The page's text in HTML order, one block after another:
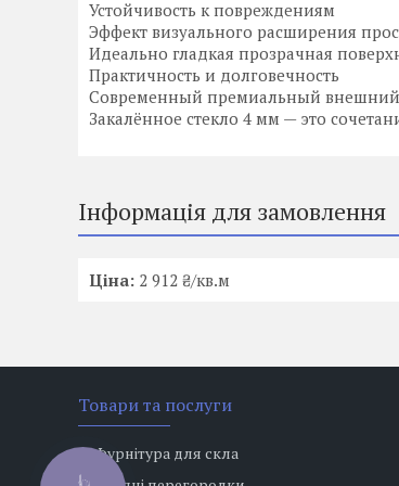
Устойчивость к повреждениям
Эффект визуального расширения
Идеально гладкая прозрачная
Практичность и долговечность
Современный премиальный
Закалённое стекло 4 мм — это
Інформація для замовлення
Ціна: 2 912 ₴/кв.м
Товари та послуги
Фурнітура для скла